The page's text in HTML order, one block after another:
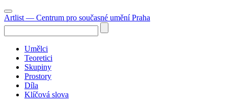
Artlist — Centrum pro současné umění Praha
Umělci
Teoretici
Skupiny
Prostory
Díla
Klíčová slova